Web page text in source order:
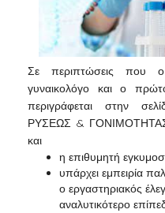
Σε περιπτώσεις που
γυναικολόγο και ο
περιγράφεται στην
ΡΥΣΕΩΣ &
και
η επιθυμητή
υπάρχει εμπειρία
ο εργαστηριακός
αναλυτικότερο